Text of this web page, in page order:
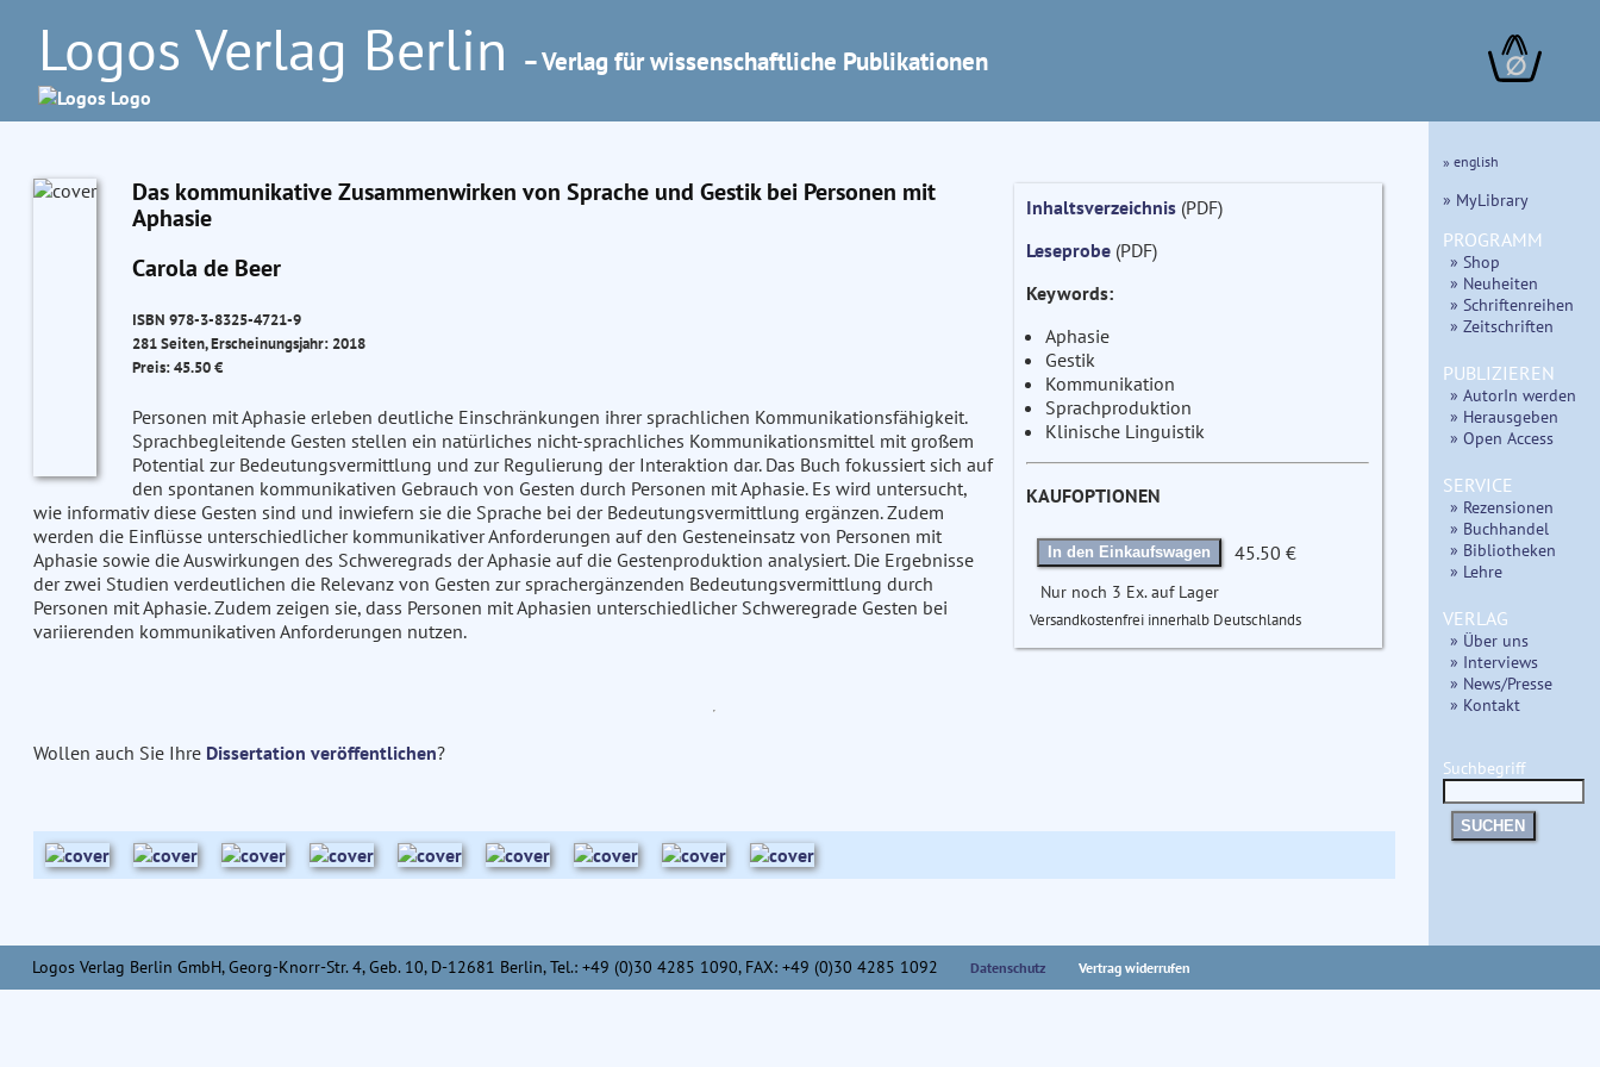
Logos Verlag Berlin – Verlag für wissenschaftliche Publikationen ∅
Das kommunikative Zusammenwirken von Sprache und Gestik bei Personen mit
Aphasie
Carola de Beer
ISBN 978-3-8325-4721-9
281 Seiten, Erscheinungsjahr: 2018
Preis: 45.50 €
Personen mit Aphasie erleben deutliche Einschränkungen ihrer sprachlichen Kommunikationsfähigkeit.
Sprachbegleitende Gesten stellen ein natürliches nicht-sprachliches Kommunikationsmittel mit großem
Potential zur Bedeutungsvermittlung und zur Regulierung der Interaktion dar. Das Buch fokussiert sich auf
den spontanen kommunikativen Gebrauch von Gesten durch Personen mit Aphasie. Es wird untersucht,
wie informativ diese Gesten sind und inwiefern sie die Sprache bei der Bedeutungsvermittlung ergänzen. Zudem
werden die Einflüsse unterschiedlicher kommunikativer Anforderungen auf den Gesteneinsatz von Personen mit
Aphasie sowie die Auswirkungen des Schweregrads der Aphasie auf die Gestenproduktion analysiert. Die Ergebnisse
der zwei Studien verdeutlichen die Relevanz von Gesten zur sprachergänzenden Bedeutungsvermittlung durch
Personen mit Aphasie. Zudem zeigen sie, dass Personen mit Aphasien unterschiedlicher Schweregrade Gesten bei
variierenden kommunikativen Anforderungen nutzen.
Inhaltsverzeichnis(PDF)
Leseprobe(PDF)
Keywords:
Aphasie
Gestik
Kommunikation
Sprachproduktion
Klinische Linguistik
KAUFOPTIONEN
In den Einkaufswagen 45.50 €
Nur noch 3 Ex. auf Lager
Versandkostenfrei innerhalb Deutschlands
Wollen auch Sie Ihre Dissertation veröffentlichen?
» english
» MyLibrary
PROGRAMM
» Shop
» Neuheiten
» Schriftenreihen
» Zeitschriften
PUBLIZIEREN
» AutorIn werden
» Herausgeben
» Open Access
SERVICE
» Rezensionen
» Buchhandel
» Bibliotheken
» Lehre
VERLAG
» Über uns
» Interviews
» News/Presse
» Kontakt
Suchbegriff
SUCHEN
Logos Verlag Berlin GmbH, Georg-Knorr-Str. 4, Geb. 10, D-12681 Berlin, Tel.: +49 (0)30 4285 1090, FAX: +49 (0)30 4285 1092 Datenschutz Vertrag widerrufen